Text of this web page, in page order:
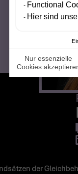
der
Functional
Hier sind
Nur essenzielle
Cookies